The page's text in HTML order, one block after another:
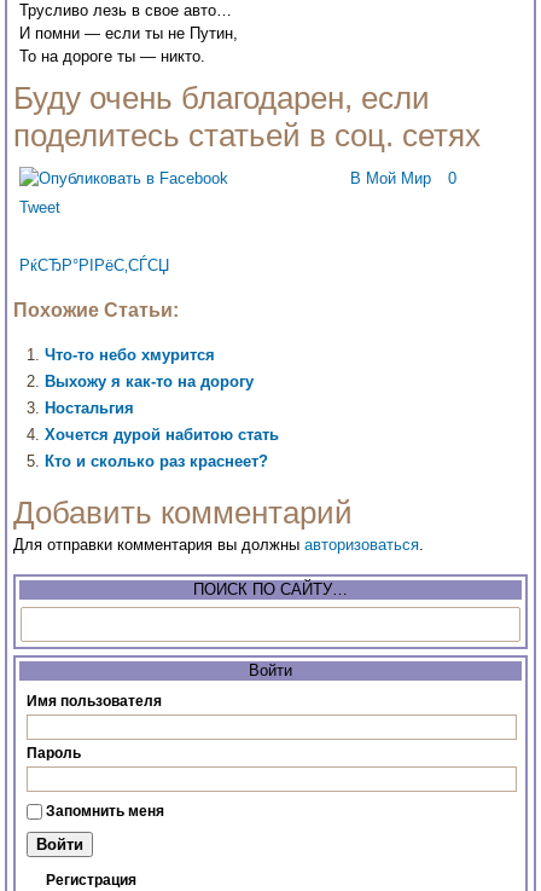
Трусливо лезь в свое авто…
И помни — если ты не Путин,
То на дороге ты — никто.
Буду очень благодарен, если
поделитесь статьей в соц. сетях
В Мой Мир
0
Tweet
РќСЂР°РІРёС‚СЃСЏ
Похожие Статьи:
Что-то небо хмурится
Выхожу я как-то на дорогу
Ностальгия
Хочется дурой набитою стать
Кто и сколько раз краснеет?
Добавить комментарий
Для отправки комментария вы должныавторизоваться.
ПОИСК ПО САЙТУ…
Войти
Имя пользователя
Пароль
Запомнить меня
Регистрация